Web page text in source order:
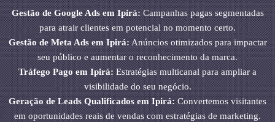
Gestão de Google Ads em Ipirá:Campanhas pagas segmentadas
para atrair clientes em potencial no momento certo.
Gestão de Meta Ads em Ipirá:Anúncios otimizados para impactar
seu público e aumentar o reconhecimento da marca.
Tráfego Pago em Ipirá:Estratégias multicanal para ampliar a
visibilidade do seu negócio.
Geração de Leads Qualificados em Ipirá:Convertemos visitantes
em oportunidades reais de vendas com estratégias de marketing.